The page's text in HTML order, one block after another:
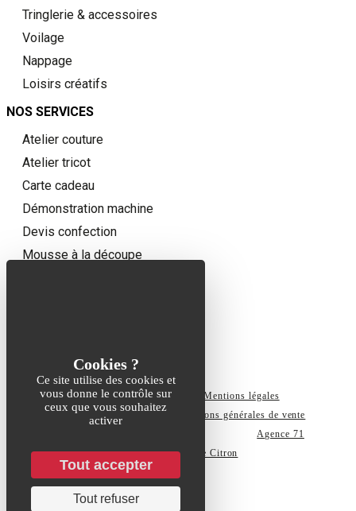
Tringlerie & accessoires
Voilage
Nappage
Loisirs créatifs
NOS SERVICES
Atelier couture
Atelier tricot
Carte cadeau
Démonstration machine
Devis confection
Mousse à la découpe
2026 © Tous droits réservés
Mentions légales
Politique de confidentialité
Conditions générales de vente
Agence 71
Graphiste:Studio Rose Citron
Ce site utilise des cookies et
vous donne le contrôle sur
ceux que vous souhaitez
activer
Tout accepter
Tout refuser